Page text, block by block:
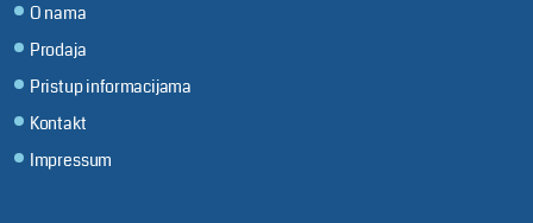
O nama
Prodaja
Pristup informacijama
Kontakt
Impressum